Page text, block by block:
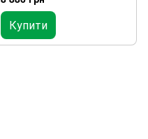
Купити